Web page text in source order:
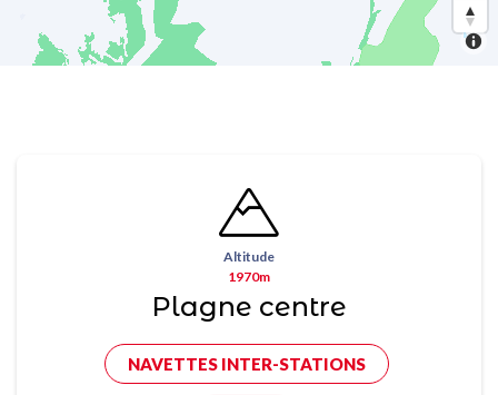
Altitude
1970m
Plagne centre
NAVETTES INTER-STATIONS